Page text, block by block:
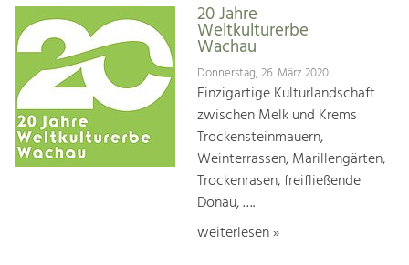
20 Jahre
Weltkulturerbe
Wachau
Donnerstag, 26. März 2020
Einzigartige Kulturlandschaft
zwischen Melk und Krems
Trockensteinmauern,
Weinterrassen, Marillengärten,
Trockenrasen, freifließende
Donau, ….
weiterlesen »